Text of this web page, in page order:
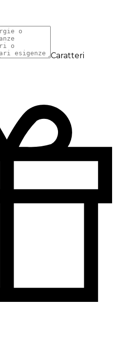
Caratteri